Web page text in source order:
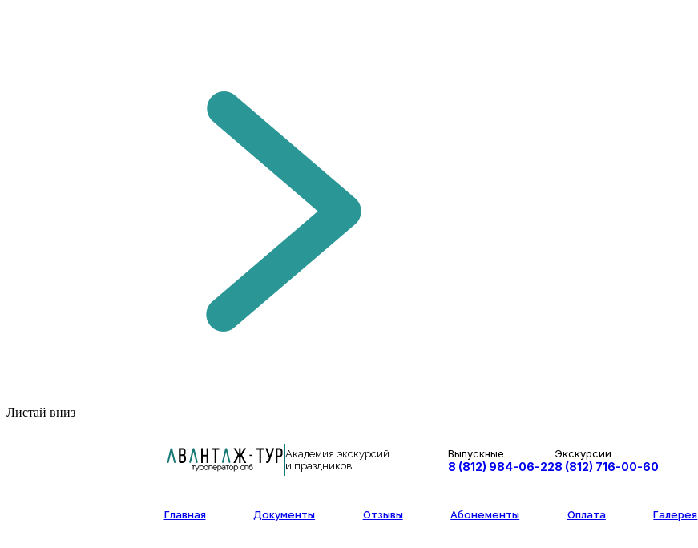
Листай вниз
Академия экскурсий
и праздников
Выпускные
8 (812) 984-06-22
Экскурсии
8 (812) 716-00-60
Главная Документы Отзывы Абонементы Оплата Галерея